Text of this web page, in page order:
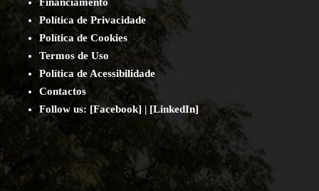
Financiamento
Política de Privacidade
Política de Cookies
Termos de Uso
Política de Acessibilidade
Contactos
Follow us: [Facebook] | [LinkedIn]